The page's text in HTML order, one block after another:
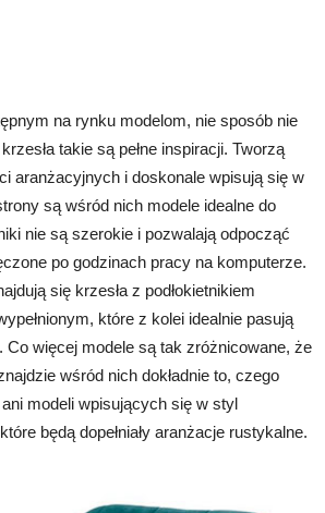
na rynku modelom, nie sposób nie
takie są pełne inspiracji. Tworzą
aranżacyjnych i doskonale wpisują się w
są wśród nich modele idealne do
nie są szerokie i pozwalają odpocząć
po godzinach pracy na komputerze.
się krzesła z podłokietnikiem
które z kolei idealnie pasują
Co więcej modele są tak zróżnicowane, że
wśród nich dokładnie to, czego
modeli wpisujących się w styl
będą dopełniały aranżacje rustykalne.